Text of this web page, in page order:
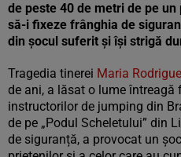
de peste 40 de metri de pe
să-i fixeze frânghia de
din șocul suferit și își strigă
Tragedia tinerei Maria
de ani, a lăsat o lume întreagă
instructorilor de jumping din
de pe „Podul Scheletului” din
de siguranță, a provocat un